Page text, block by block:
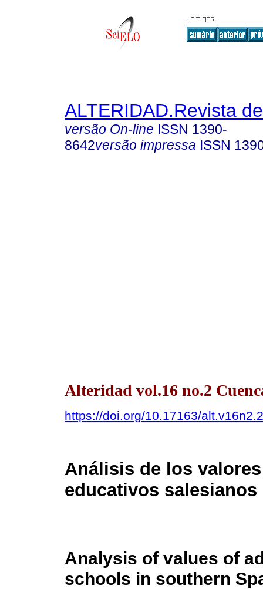
ALTERIDAD.Revista
versão On-line ISSN 1390-
8642versão impressa ISSN
Alteridad vol.16 no.2
https://doi.org/10.17163/
Análisis de los
educativos
Analysis of values of
schools in southern